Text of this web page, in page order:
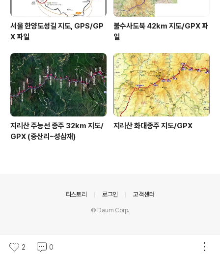
서울 한양도성길 지도, GPS/GP
X 파일
불수사도북 42km 지도/GPX 파
일
지리산 주능선 종주 32km 지도/
GPX (중산리~성삼재)
지리산 화대종주 지도/GPX
2 0
티스토리 로그인 고객센터
© Daum Corp.